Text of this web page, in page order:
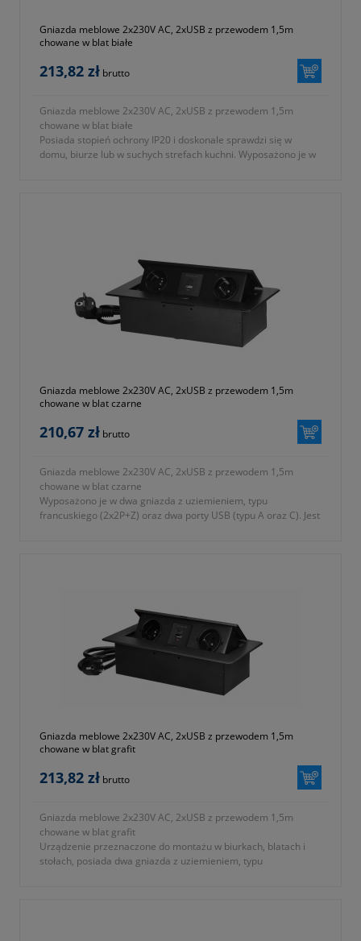
Gniazda meblowe 2x230V AC, 2xUSB z przewodem 1,5m
chowane w blat białe
213,82 zł brutto
Gniazda meblowe 2x230V AC, 2xUSB z przewodem 1,5m
chowane w blat białe
Posiada stopień ochrony IP20 i doskonale sprawdzi się w
domu, biurze lub w suchych strefach kuchni. Wyposażono je w
Gniazda meblowe 2x230V AC, 2xUSB z przewodem 1,5m
chowane w blat czarne
210,67 zł brutto
Gniazda meblowe 2x230V AC, 2xUSB z przewodem 1,5m
chowane w blat czarne
Wyposażono je w dwa gniazda z uziemieniem, typu
francuskiego (2x2P+Z) oraz dwa porty USB (typu A oraz C). Jest
Gniazda meblowe 2x230V AC, 2xUSB z przewodem 1,5m
chowane w blat grafit
213,82 zł brutto
Gniazda meblowe 2x230V AC, 2xUSB z przewodem 1,5m
chowane w blat grafit
Urządzenie przeznaczone do montażu w biurkach, blatach i
stołach, posiada dwa gniazda z uziemieniem, typu